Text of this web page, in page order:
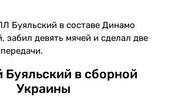
Буяльский в составе Динамо
забил девять мячей и сделал две
Буяльский в сборной
Украины